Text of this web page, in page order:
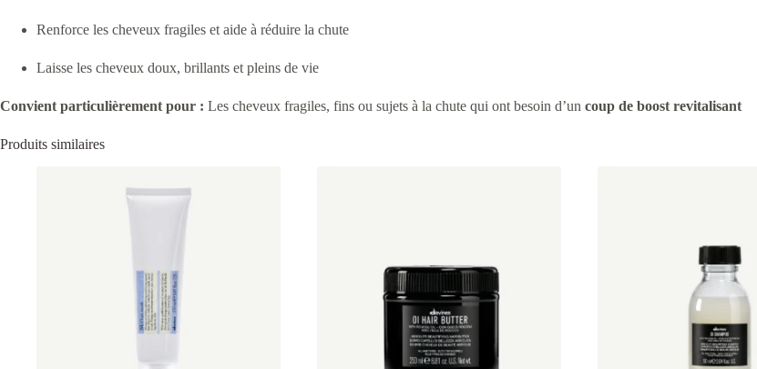
Renforce les cheveux fragiles et aide à réduire la chute
Laisse les cheveux doux, brillants et pleins de vie
Convient particulièrement pour : Les cheveux fragiles, fins ou sujets à la chute qui ont besoin d’un coup de boost revitalisant
Produits similaires